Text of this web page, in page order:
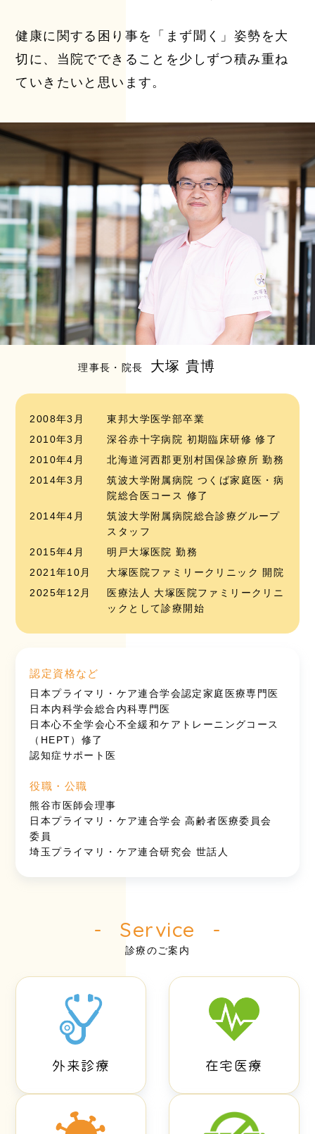
健康に関する困り事を「まず聞く」姿勢を大
切に、 当院でできることを少しずつ積み重ね
ていきたいと 思います。
2008年3月
東邦大学医学部卒業
2010年3月
深谷赤十字病院 初期臨床研修 修了
2010年4月
北海道河西郡更別村国保診療所 勤務
2014年3月
筑波大学附属病院 つくば家庭医・病
院総合医コース 修了
2014年4月
筑波大学附属病院総合診療グループ
スタッフ
2015年4月
明戸大塚医院 勤務
2021年10月
大塚医院ファミリークリニック 開院
2025年12月
医療法人 大塚医院ファミリークリニ
ックとして診療開始
認定資格など
日本プライマリ・ケア連合学会認定家庭医療専門医
日本内科学会総合内科専門医
日本心不全学会心不全緩和ケアトレーニングコース
（HEPT）修了
認知症サポート医
役職・公職
熊谷市医師会理事
日本プライマリ・ケア連合学会 高齢者医療委員会
委員
埼玉プライマリ・ケア連合研究会 世話人
理事長・院長 大塚 貴博
診療のご案内
Service
外来診療 在宅医療